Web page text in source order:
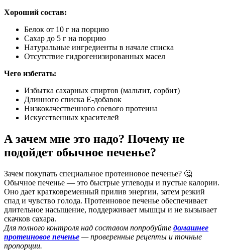
Хороший состав:
Белок от 10 г на порцию
Сахар до 5 г на порцию
Натуральные ингредиенты в начале списка
Отсутствие гидрогенизированных масел
Чего избегать:
Избытка сахарных спиртов (мальтит, сорбит)
Длинного списка E-добавок
Низкокачественного соевого протеина
Искусственных красителей
А зачем мне это надо? Почему не
подойдет обычное печенье?
Зачем покупать специальное протеиновое печенье? 🤔
Обычное печенье — это быстрые углеводы и пустые калории.
Оно дает кратковременный прилив энергии, затем резкий
спад и чувство голода. Протеиновое печенье обеспечивает
длительное насыщение, поддерживает мышцы и не вызывает
скачков сахара.
Для полного контроля над составом попробуйте домашнее
протеиновое печенье — проверенные рецепты и точные
пропорции.